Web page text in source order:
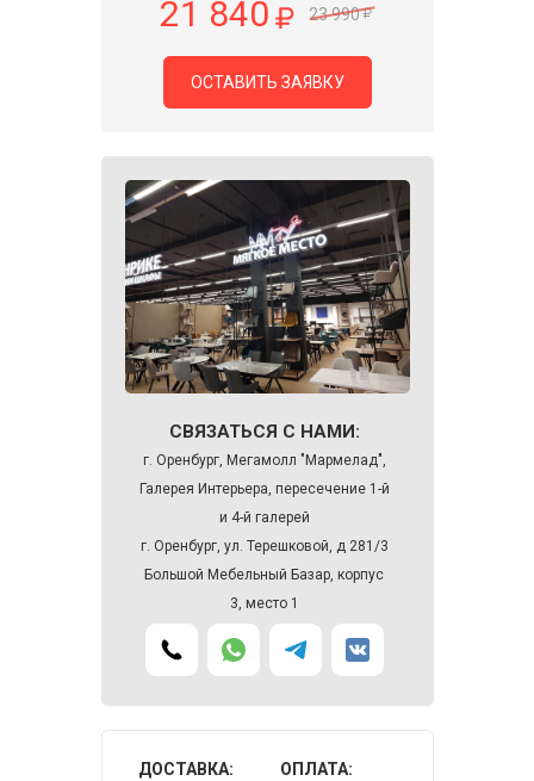
21 840 23 990
ОСТАВИТЬ ЗАЯВКУ
СВЯЗАТЬСЯ С НАМИ:
г. Оренбург, Мегамолл "Мармелад",
Галерея Интерьера, пересечение 1-й
и 4-й галерей
г. Оренбург, ул. Терешковой, д 281/3
Большой Мебельный Базар, корпус
3, место 1
ДОСТАВКА: ОПЛАТА: